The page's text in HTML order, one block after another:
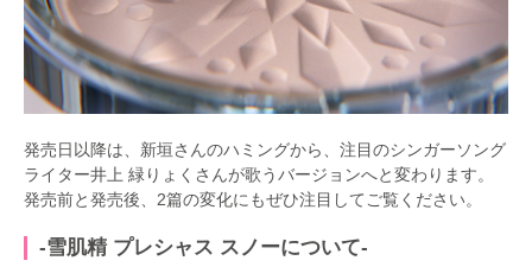
発売日以降は、新垣さんのハミングから、注目のシンガーソング
ライター井上 緑りょくさんが歌うバージョンへと変わります。
発売前と発売後、2篇の変化にもぜひ注目してご覧ください。
-雪肌精 プレシャス スノーについて-